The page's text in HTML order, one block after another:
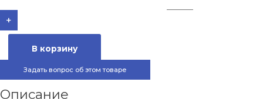
+
В корзину
Задать вопрос об этом товаре
Описание